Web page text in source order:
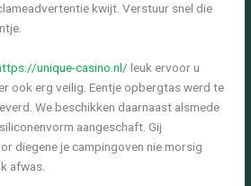
kwijt.Verstuur snel die
unique-casino.nl/ leuk ervoor u
ook erg veilig. Eentje opbergtas werd te
We beschikken daarnaast alsmede
aangeschaft. Gij
diegene je campingoven nie morsig
afwas.